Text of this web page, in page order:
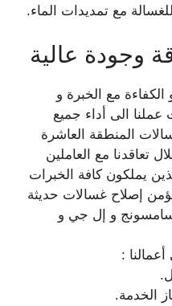
مع تمديدات الماء.
وجودة عالية
مع الخبرة و
عملنا الى أداء جميع
المنطقة العاشرة
تعاقدنا مع العاملين
يملكون كافة الخبرات
إصلاح غسالات حديثة
سامسونج و إل جي و
:
الخدمة.